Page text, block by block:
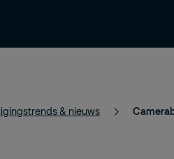
Beveiligingsoplossingen
& nieuws